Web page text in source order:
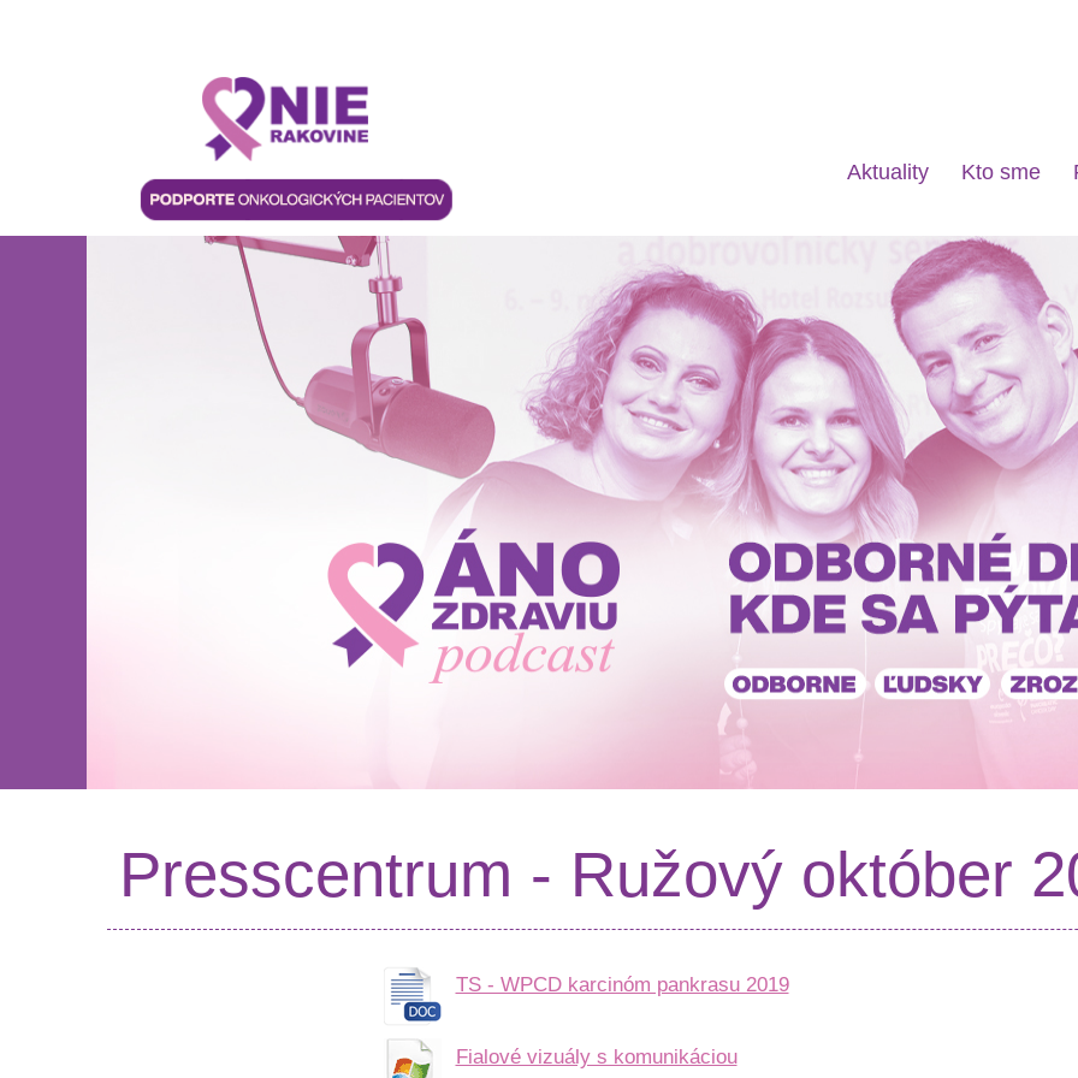
Aktuality Kto sme
Presscentrum - Ružový október
TS - WPCD karcinóm pankrasu 2019
Fialové vizuály s komunikáciou